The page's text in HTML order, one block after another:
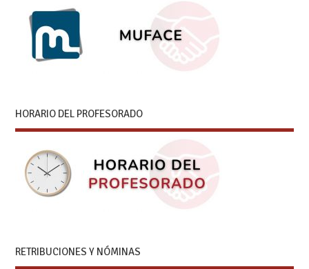
HORARIO DEL PROFESORADO
RETRIBUCIONES Y NÓMINAS